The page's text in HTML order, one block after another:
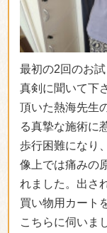
最初の2回のお
真剣に聞いて下
頂いた熱海先生
る真摯な施術に
歩行困難になり
像上では痛みの
れました。出さ
買い物用カート
こちらに伺いま